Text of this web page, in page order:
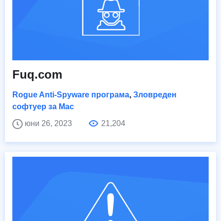
Fuq.com
Rogue Anti-Spyware програма, Зловреден
софтуер за Mac
юни 26, 2023
21,204